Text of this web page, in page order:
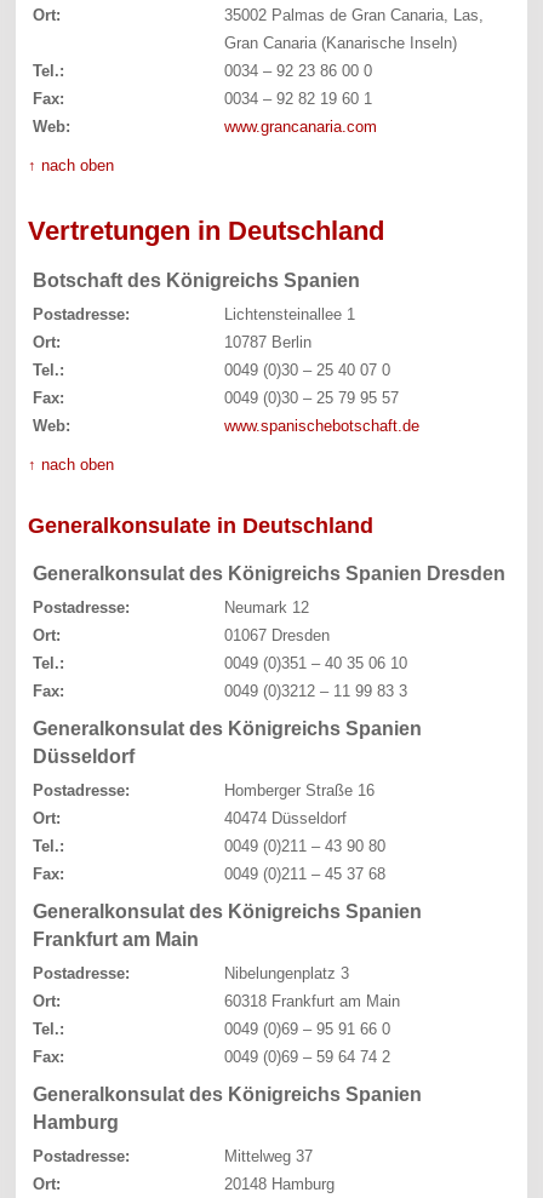
Ort:
35002 Palmas de Gran Canaria, Las,
Gran Canaria (Kanarische Inseln)
Tel.:
0034 – 92 23 86 00 0
Fax:
0034 – 92 82 19 60 1
Web:
www.grancanaria.com
↑ nach oben
Vertretungen in Deutschland
Botschaft des Königreichs Spanien
Postadresse:
Lichtensteinallee 1
Ort:
10787 Berlin
Tel.:
0049 (0)30 – 25 40 07 0
Fax:
0049 (0)30 – 25 79 95 57
Web:
www.spanischebotschaft.de
↑ nach oben
Generalkonsulate in Deutschland
Generalkonsulat des Königreichs Spanien Dresden
Postadresse:
Neumark 12
Ort:
01067 Dresden
Tel.:
0049 (0)351 – 40 35 06 10
Fax:
0049 (0)3212 – 11 99 83 3
Generalkonsulat des Königreichs Spanien
Düsseldorf
Postadresse:
Homberger Straße 16
Ort:
40474 Düsseldorf
Tel.:
0049 (0)211 – 43 90 80
Fax:
0049 (0)211 – 45 37 68
Generalkonsulat des Königreichs Spanien
Frankfurt am Main
Postadresse:
Nibelungenplatz 3
Ort:
60318 Frankfurt am Main
Tel.:
0049 (0)69 – 95 91 66 0
Fax:
0049 (0)69 – 59 64 74 2
Generalkonsulat des Königreichs Spanien
Hamburg
Postadresse:
Mittelweg 37
Ort:
20148 Hamburg